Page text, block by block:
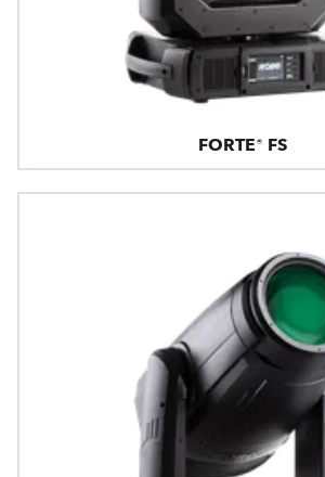
FORTE® FS